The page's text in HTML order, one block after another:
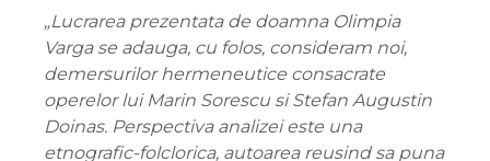
„Lucrarea prezentata de doamna Olimpia
Varga se adauga, cu folos, consideram noi,
demersurilor hermeneutice consacrate
operelor lui Marin Sorescu si Stefan Augustin
Doinas. Perspectiva analizei este una
etnografic-folclorica, autoarea reusind sa puna